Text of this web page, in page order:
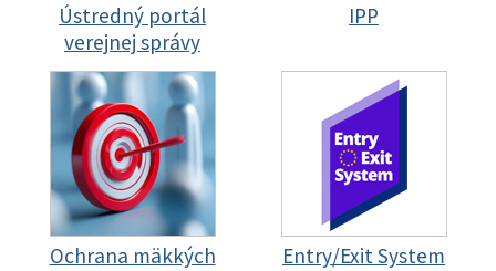
Ústredný portál
verejnej správy
IPP
Ochrana mäkkých
Entry/Exit System